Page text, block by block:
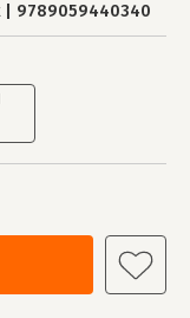
9789059440340